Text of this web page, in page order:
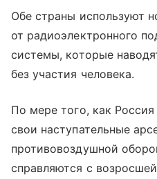
Обе страны используют
от радиоэлектронного
системы, которые
без участия человека.
По мере того, как
свои наступательные
противовоздушной
справляются с